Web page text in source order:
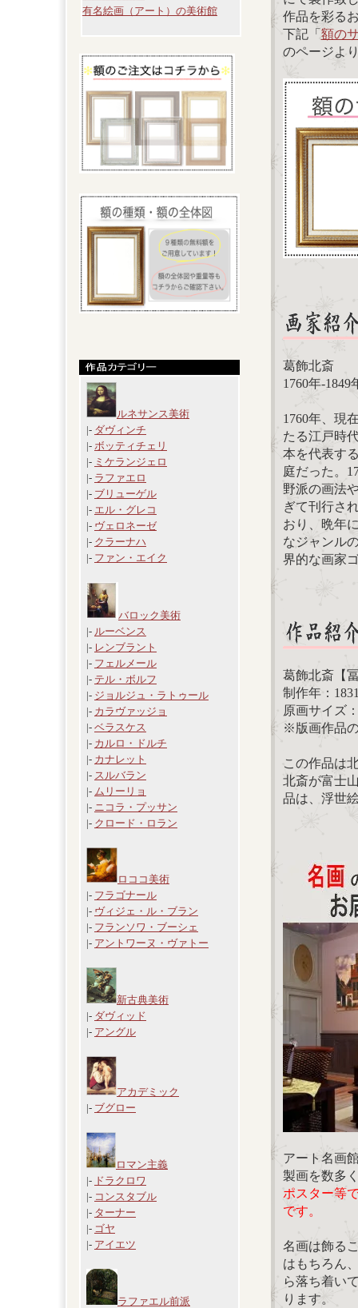
有名絵画（アート）の美術館
ルネサンス美術
|- ダヴィンチ
|- ボッティチェリ
|- ミケランジェロ
|- ラファエロ
|- ブリューゲル
|- エル・グレコ
|- ヴェロネーゼ
|- クラーナハ
|- ファン・エイク
バロック美術
|- ルーベンス
|- レンブラント
|- フェルメール
|- テル・ボルフ
|- ジョルジュ・ラトゥール
|- カラヴァッジョ
|- ベラスケス
|- カルロ・ドルチ
|- カナレット
|- スルバラン
|- ムリーリョ
|- ニコラ・プッサン
|- クロード・ロラン
ロココ美術
|- フラゴナール
|- ヴィジェ・ル・ブラン
|- フランソワ・ブーシェ
|- アントワーヌ・ヴァトー
新古典美術
|- ダヴィッド
|- アングル
アカデミック
|- ブグロー
ロマン主義
|- ドラクロワ
|- コンスタブル
|- ターナー
|- ゴヤ
|- アイエツ
ラファエル前派
作品を彩る
下記「額の
のページよ
葛飾北斎
1760年-1849
1760年、現
たる江戸時
本を代表す
庭だった。
野派の画法
ぎて刊行さ
おり、晩年
なジャンル
界的な画家
葛飾北斎【
制作年：
原画サイズ
※版画作品
この作品は
北斎が富士
品は、浮世
アート名画
製画を数多
ポスター等
です。
名画は飾る
はもちろん
ら落ち着い
ります。